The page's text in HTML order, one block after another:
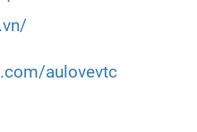
aulovevtc